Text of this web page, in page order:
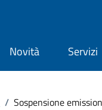
Novità Servizi
/ Sospensione